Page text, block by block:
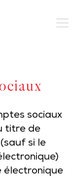
sociaux
titre de
si le
électronique